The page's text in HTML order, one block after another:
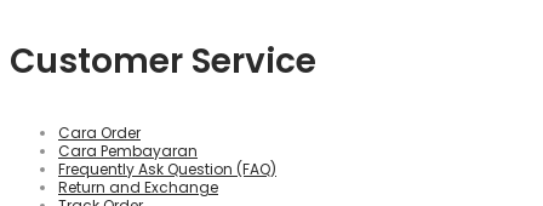
Customer Service
Cara Order
Cara Pembayaran
Frequently Ask Question (FAQ)
Return and Exchange